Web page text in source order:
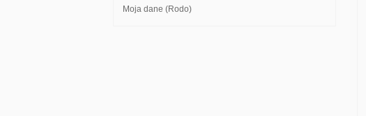
Moja dane (Rodo)